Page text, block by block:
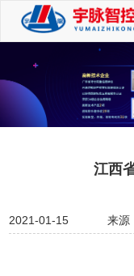
江西
2021-01-15 来源